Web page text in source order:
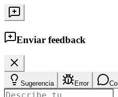
Enviar feedback
Sugerencia Error